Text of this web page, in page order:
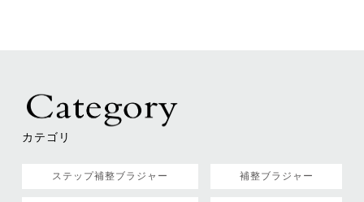
カテゴリ
ステップ補整ブラジャー 補整ブラジャー